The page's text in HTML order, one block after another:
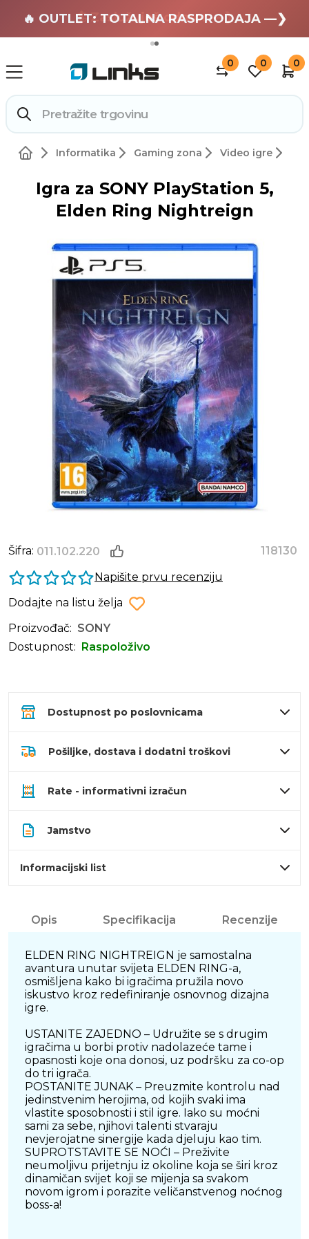
🏄 Zaslužuješ odmor —❯
🔥 OUTLET: TOTALNA RASPRODAJA —❯
0 0 0
Informatika Gaming zona Video igre
Igra za SONY PlayStation 5,
Elden Ring Nightreign
Šifra: 011.102.220
118130
Napišite prvu recenziju
Dodajte na listu želja
Proizvođač: SONY
Dostupnost:
Raspoloživo
Dostupnost po poslovnicama
Pošiljke, dostava i dodatni troškovi
Rate - informativni izračun
Jamstvo
Informacijski list
Opis Specifikacija Recenzije
ELDEN RING NIGHTREIGN je samostalna
avantura unutar svijeta ELDEN RING-a,
osmišljena kako bi igračima pružila novo
iskustvo kroz redefiniranje osnovnog dizajna
igre.
USTANITE ZAJEDNO – Udružite se s drugim
igračima u borbi protiv nadolazeće tame i
opasnosti koje ona donosi, uz podršku za co-op
do tri igrača.
POSTANITE JUNAK – Preuzmite kontrolu nad
jedinstvenim herojima, od kojih svaki ima
vlastite sposobnosti i stil igre. Iako su moćni
sami za sebe, njihovi talenti stvaraju
nevjerojatne sinergije kada djeluju kao tim.
SUPROTSTAVITE SE NOĆI – Preživite
neumoljivu prijetnju iz okoline koja se širi kroz
dinamičan svijet koji se mijenja sa svakom
novom igrom i porazite veličanstvenog noćnog
boss-a!